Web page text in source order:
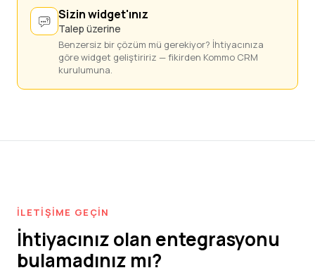
Sizin widget'ınız
Talep üzerine
Benzersiz bir çözüm mü gerekiyor? İhtiyacınıza
göre widget geliştiririz — fikirden Kommo CRM
kurulumuna.
İLETIŞIME GEÇIN
İhtiyacınız olan entegrasyonu
bulamadınız mı?